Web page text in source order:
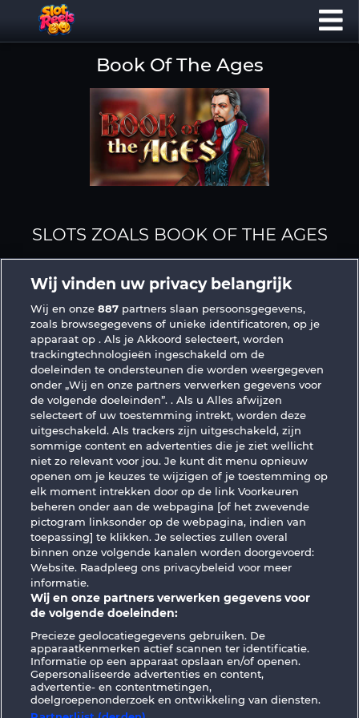
Book Of The Ages
SLOTS ZOALS BOOK OF THE AGES
Books and Bulls Ramses Book
Jack Potter & the Book of Dynasties 6 The Warlocks Book
Algemene voorwaarden Privacyverklaring
Colofon Bedrijf FAQ Facebook
Terugbetalingsverzoek indienen
Sociale casino games zijn enkel bedoeld voor
Wij vinden uw privacy belangrijk
Wij en onze887 partners slaan persoonsgegevens,
zoals browsegegevens of unieke identificatoren, op je
apparaat op . Als je Akkoord selecteert, worden
trackingtechnologieën ingeschakeld om de
doeleinden te ondersteunen die worden weergegeven
onder „Wij en onze partners verwerken gegevens voor
de volgende doeleinden”. . Als u Alles afwijzen
selecteert of uw toestemming intrekt, worden deze
uitgeschakeld. Als trackers zijn uitgeschakeld, zijn
sommige content en advertenties die je ziet wellicht
niet zo relevant voor jou. Je kunt dit menu opnieuw
openen om je keuzes te wijzigen of je toestemming op
elk moment intrekken door op de link Voorkeuren
beheren onder aan de webpagina [of het zwevende
pictogram linksonder op de webpagina, indien van
toepassing] te klikken. Je selecties zullen overal
binnen onze volgende kanalen worden doorgevoerd:
Website. Raadpleeg ons privacybeleid voor meer
informatie.
Wij en onze partners verwerken gegevens voor
de volgende doeleinden:
Precieze geolocatiegegevens gebruiken. De
apparaatkenmerken actief scannen ter identificatie.
Informatie op een apparaat opslaan en/of openen.
Gepersonaliseerde advertenties en content,
advertentie- en contentmetingen,
doelgroepenonderzoek en ontwikkeling van diensten.